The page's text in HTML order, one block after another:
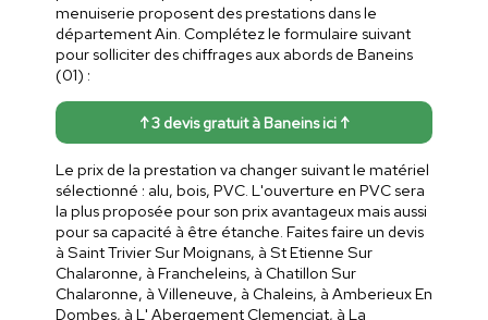
menuiserie proposent des prestations dans le
département Ain. Complétez le formulaire suivant
pour solliciter des chiffrages aux abords de Baneins
(01) :
↑ 3 devis gratuit à Baneins ici ↑
Le prix de la prestation va changer suivant le matériel
sélectionné : alu, bois, PVC. L'ouverture en PVC sera
la plus proposée pour son prix avantageux mais aussi
pour sa capacité à être étanche. Faites faire un devis
à Saint Trivier Sur Moignans, à St Etienne Sur
Chalaronne, à Francheleins, à Chatillon Sur
Chalaronne, à Villeneuve, à Chaleins, à Amberieux En
Dombes, à L' Abergement Clemenciat, à La